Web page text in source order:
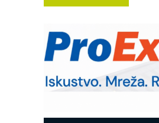
IB BLUMENAUER - više
poverenja u industriji
RMQ-TITAN
– Pametna signalizacija
upravljanje mašinama